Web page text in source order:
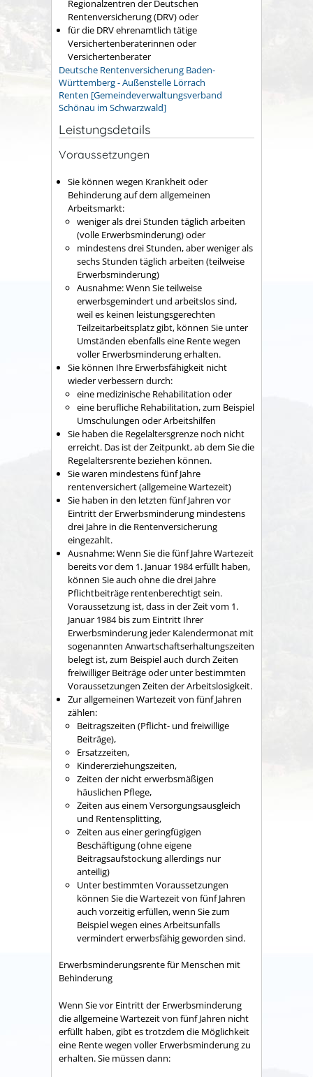
Regionalzentren der Deutschen
Rentenversicherung (DRV) oder
für die DRV ehrenamtlich tätige
Versichertenberaterinnen oder
Versichertenberater
Deutsche Rentenversicherung Baden-
Württemberg - Außenstelle Lörrach
Renten [Gemeindeverwaltungsverband
Schönau im Schwarzwald]
Leistungsdetails
Voraussetzungen
Sie können wegen Krankheit oder
Behinderung auf dem allgemeinen
Arbeitsmarkt:
weniger als drei Stunden täglich arbeiten
(volle Erwerbsminderung) oder
mindestens drei Stunden, aber weniger als
sechs Stunden täglich arbeiten (teilweise
Erwerbsminderung)
Ausnahme: Wenn Sie teilweise
erwerbsgemindert und arbeitslos sind,
weil es keinen leistungsgerechten
Teilzeitarbeitsplatz gibt, können Sie unter
Umständen ebenfalls eine Rente wegen
voller Erwerbsminderung erhalten.
Sie können Ihre Erwerbsfähigkeit nicht
wieder verbessern durch:
eine medizinische Rehabilitation oder
eine berufliche Rehabilitation, zum Beispiel
Umschulungen oder Arbeitshilfen
Sie haben die Regelaltersgrenze noch nicht
erreicht. Das ist der Zeitpunkt, ab dem Sie die
Regelaltersrente beziehen können.
Sie waren mindestens fünf Jahre
rentenversichert (allgemeine Wartezeit)
Sie haben in den letzten fünf Jahren vor
Eintritt der Erwerbsminderung mindestens
drei Jahre in die Rentenversicherung
eingezahlt.
Ausnahme: Wenn Sie die fünf Jahre Wartezeit
bereits vor dem 1. Januar 1984 erfüllt haben,
können Sie auch ohne die drei Jahre
Pflichtbeiträge rentenberechtigt sein.
Voraussetzung ist, dass in der Zeit vom 1.
Januar 1984 bis zum Eintritt Ihrer
Erwerbsminderung jeder Kalendermonat mit
sogenannten Anwartschaftserhaltungszeiten
belegt ist, zum Beispiel auch durch Zeiten
freiwilliger Beiträge oder unter bestimmten
Voraussetzungen Zeiten der Arbeitslosigkeit.
Zur allgemeinen Wartezeit von fünf Jahren
zählen:
Beitragszeiten (Pflicht- und freiwillige
Beiträge),
Ersatzzeiten,
Kindererziehungszeiten,
Zeiten der nicht erwerbsmäßigen
häuslichen Pflege,
Zeiten aus einem Versorgungsausgleich
und Rentensplitting,
Zeiten aus einer geringfügigen
Beschäftigung(ohne eigene
Beitragsaufstockung allerdings nur
anteilig)
Unter bestimmten Voraussetzungen
können Sie die Wartezeit von fünf Jahren
auch vorzeitig erfüllen, wenn Siezum
Beispielwegen eines Arbeitsunfalls
vermindert erwerbsfähig geworden sind.
Erwerbsminderungsrente für Menschen mit
Behinderung
Wenn Sie vor Eintritt der Erwerbsminderung
die allgemeine Wartezeit von fünf Jahren nicht
erfüllt haben, gibt es trotzdem die Möglichkeit
eine Rente wegen voller Erwerbsminderung zu
erhalten. Sie müssen dann: